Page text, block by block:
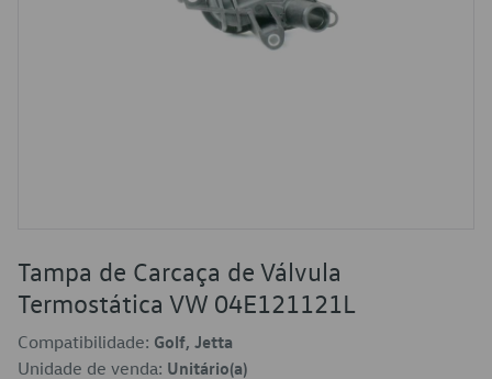
Tampa de Carcaça de Válvula
Termostática VW 04E121121L
Compatibilidade: Golf, Jetta
Unidade de venda: Unitário(a)